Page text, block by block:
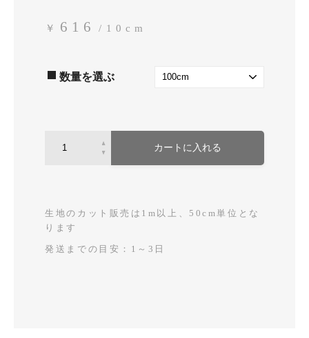
￥ 616 /10cm
数量を選ぶ
カートに入れる
生地のカット販売は1m以上、50cm単位とな
ります
発送までの目安：1～3日